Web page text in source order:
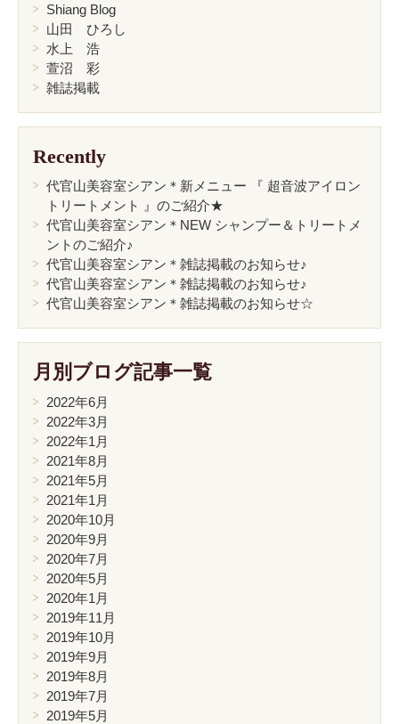
Shiang Blog
山田 ひろし
水上 浩
萱沼 彩
雑誌掲載
Recently
代官山美容室シアン＊新メニュー 『 超音波アイロン
トリートメント 』のご紹介★
代官山美容室シアン＊NEW シャンプー＆トリートメ
ントのご紹介♪
代官山美容室シアン＊雑誌掲載のお知らせ♪
代官山美容室シアン＊雑誌掲載のお知らせ♪
代官山美容室シアン＊雑誌掲載のお知らせ☆
月別ブログ記事一覧
2022年6月
2022年3月
2022年1月
2021年8月
2021年5月
2021年1月
2020年10月
2020年9月
2020年7月
2020年5月
2020年1月
2019年11月
2019年10月
2019年9月
2019年8月
2019年7月
2019年5月